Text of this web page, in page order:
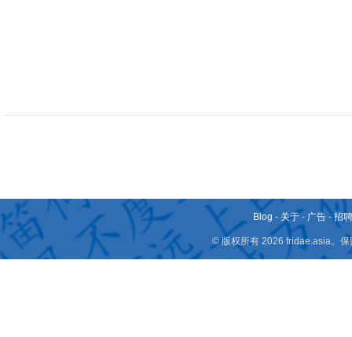
Blog - 关于 - 广告 -招
© 版权所有 2026 fridae.asia。